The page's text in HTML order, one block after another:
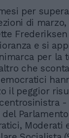
per
di marzo,
e si
per la
che
il peggior
Moderati